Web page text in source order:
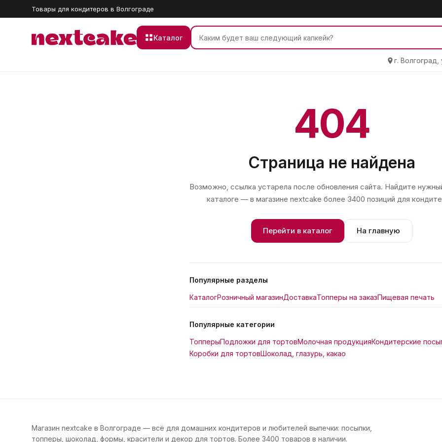
Товары для кондитеров в Волгограде
Каталог
г.
404
Страница не найдена
Возможно, ссылка устарела после обновления сайта. Найдите
каталоге — в магазине nextcake более 3400 позиций для
Перейти в каталог На главную
Популярные разделы
КаталогРозничный магазинДоставкаТопперы на заказПищевая печать
Популярные категории
ТопперыПодложки для тортовМолочная продукцияКондитерские
Коробки для тортовШоколад, глазурь, какао
Магазин nextcake в Волгограде — всё для домашних кондитеров и любителей выпечки: посыпки,
топперы, шоколад, формы, красители и декор для тортов. Более 3400 товаров в наличии.